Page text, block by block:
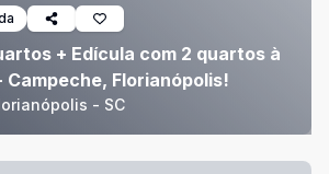
+ Edícula com 2 quartos à
Campeche, Florianópolis!
- SC